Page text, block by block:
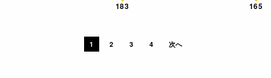
183 165
1 2 3 4 次へ